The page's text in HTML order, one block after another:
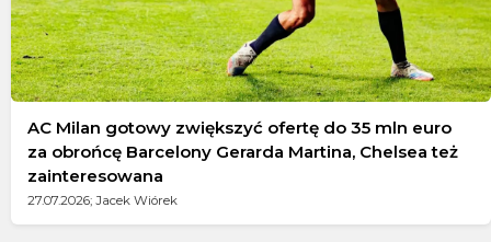
AC Milan gotowy zwiększyć ofertę do 35 mln euro
za obrońcę Barcelony Gerarda Martina, Chelsea też
zainteresowana
27.07.2026; Jacek Wiórek